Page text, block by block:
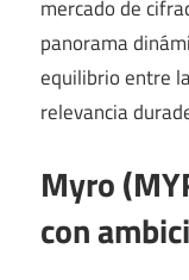
mercado de
panorama
equilibrio entre
relevancia
Myro
con